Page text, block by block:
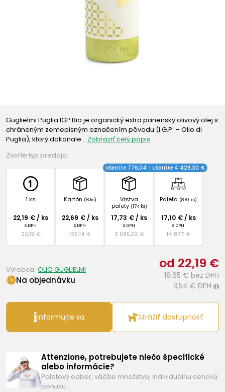
Guglielmi Puglia IGP Bio je organický extra panenský olivový olej s
chráneným zemepisným označením pôvodu (I.G.P. – Olio di
Puglia), ktorý dokonale… Zobraziť celý popis
Zvoľte typ predaja:
1 ks
22,19 € / ks
s DPH
22,19 €
Kartón (6 ks)
22,69 € / ks
s DPH
136,14 €
Vrstva
palety (174 ks)
Ušetríte 776,04 €
17,73 € / ks
s DPH
3 085,02 €
Paleta (870 ks)
Ušetríte 4 428,30 €
17,10 € / ks
s DPH
14 877 €
od 22,19 €
18,65 € bez DPH
3,54 € DPH i
Na objednávku
Výrobca: OLIO GUGLIELMI
Informujte sa Strážiť dostupnosť
Attenzione, potrebujete niečo špecifické
alebo informácie?
Paletový odber, väčšie množstvo, individuálnu cenovú
ponuku…